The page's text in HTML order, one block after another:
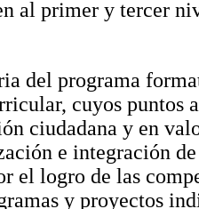
al primer y tercer
del programa
cuyos puntos
ciudadana y en
e integración
el logro de las
y proyectos